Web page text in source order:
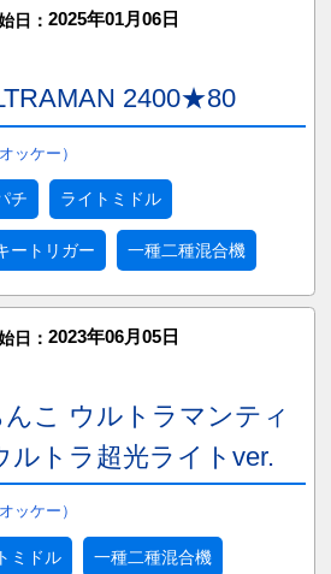
日： 2025年01月06日
2400★80
ッケー）
チ ライトミドル
ートリガー 一種二種混合機
日： 2023年06月05日
こ ウルトラマンティ
ルトラ超光ライトver.
ッケー）
ミドル 一種二種混合機